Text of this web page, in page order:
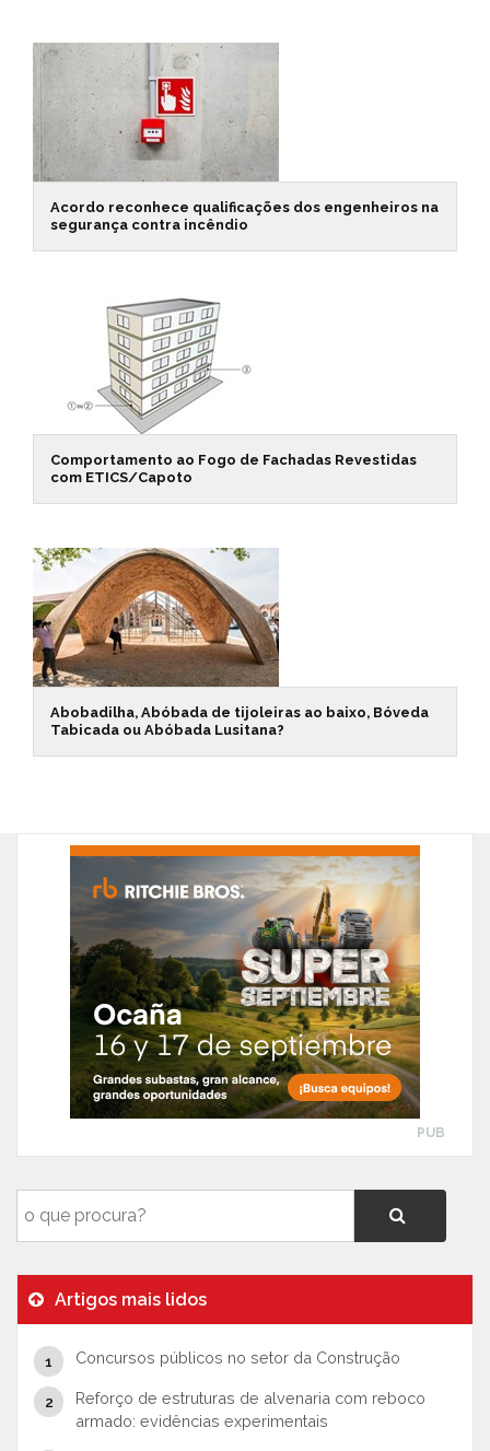
Acordo reconhece qualificações dos engenheiros na
segurança contra incêndio
Comportamento ao Fogo de Fachadas Revestidas
com ETICS/Capoto
Abobadilha, Abóbada de tijoleiras ao baixo, Bóveda
Tabicada ou Abóbada Lusitana?
PUB
Artigos mais lidos
Concursos públicos no setor da Construção
Reforço de estruturas de alvenaria com reboco
armado: evidências experimentais